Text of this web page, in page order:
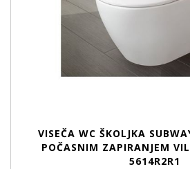
VISEČA WC ŠKOLJKA
POČASNIM ZAPIRANJEM
5614R2R1